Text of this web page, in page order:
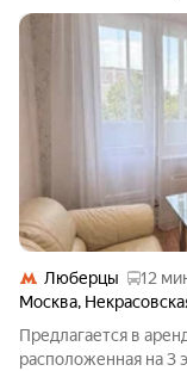
Люберцы
12
Москва,
Предлагается в
расположенная на 3